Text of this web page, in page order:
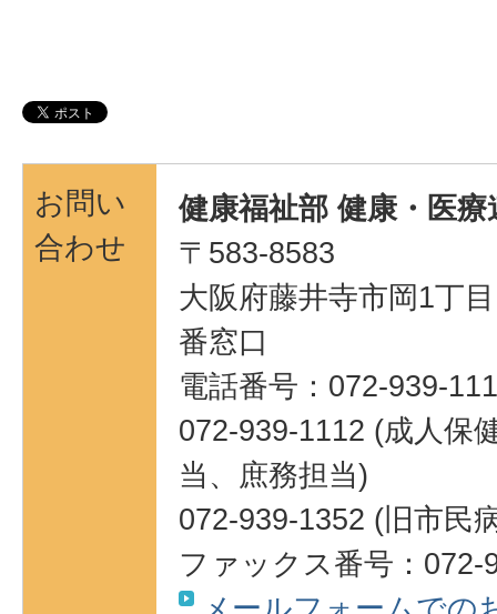
お問い
合わせ
健康福祉部 健康・医療
〒583-8583
大阪府藤井寺市岡1丁
番窓口
電話番号：072-939-
072-939-1112 (成人保
当、庶務担当)
072-939-1352 (旧市民
ファックス番号：072-